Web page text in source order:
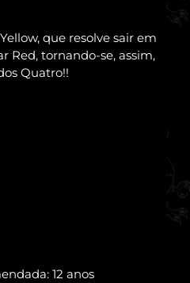
que resolve sair em
Red, tornando-se, assim,
Quatro!!
12 anos